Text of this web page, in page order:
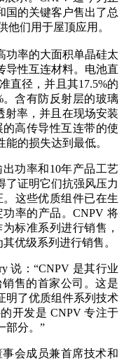
国的关键客户售出了总
他们用于屋顶应用。
功率的大面积单晶硅太
导性互连材料。电池直
直径，并且其17.5%的
含有防反射层的玻璃
射率，并且在现场安装
高传导性互连带的使
的损失达到最低。
功率和10年产品工艺
了证明它们抗强风压力
。这些优质组件已在生
功率的产品。CNPV 将
标准系列进行销售，
优级系列进行销售。
说：“CNPV 是其行业
售的首家公司。这是
明了优质组件系列技术
开发是 CNPV 专注于
部分。”
会成员兼首席技术和